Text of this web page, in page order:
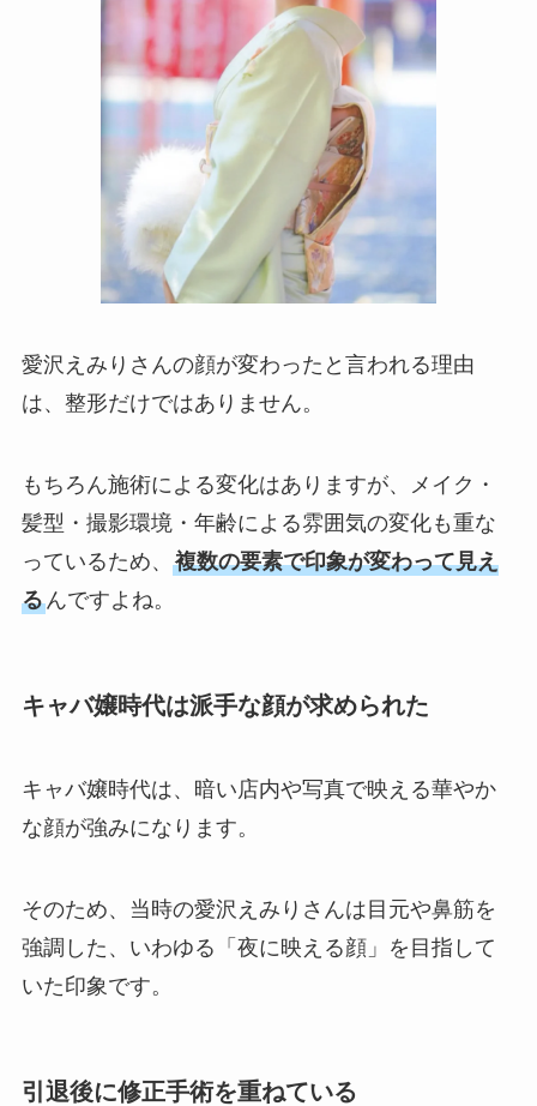
愛沢えみりさんの顔が変わったと言われる理由
は、整形だけではありません。
もちろん施術による変化はありますが、メイク・
髪型・撮影環境・年齢による雰囲気の変化も重な
っているため、 複数の要素で印象が変わって見え
るんですよね。
キャバ嬢時代は派手な顔が求められた
キャバ嬢時代は、暗い店内や写真で映える華やか
な顔が強みになります。
そのため、当時の愛沢えみりさんは目元や鼻筋を
強調した、いわゆる「夜に映える顔」を目指して
いた印象です。
引退後に修正手術を重ねている